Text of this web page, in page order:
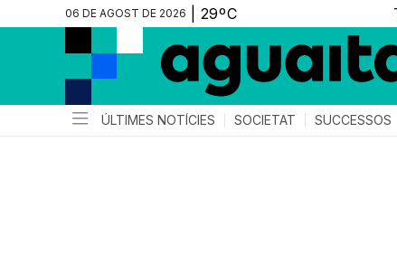
06 DE AGOST DE 2026
ÚLTIMES NOTÍCIES SOCIETAT SUCCESSOS